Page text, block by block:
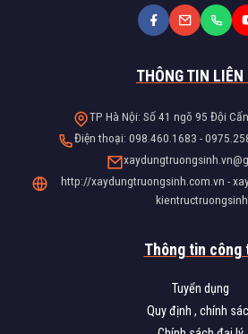
THÔNG TIN LIÊN
TP Hà Nội: Số 41 ngõ 95 Đội
Điện thoại: 098.460.1683 -
http://xaydungtruongsinh.com.vn -
Thông tin công
Tuyển dụng
Quy định , chính